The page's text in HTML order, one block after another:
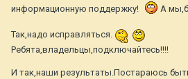
информационную поддержку!
А
Так,надо исправляться.
Ребята,владельцы,подключайтесь!!!!
И так,наши результаты.Постараюсь